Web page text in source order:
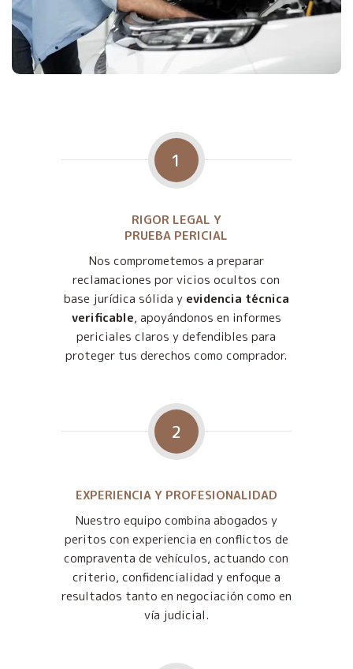
1
RIGOR LEGAL Y
PRUEBA PERICIAL
Nos comprometemos a preparar
reclamaciones por vicios ocultos con
base jurídica sólida y evidencia técnica
verificable, apoyándonos en informes
periciales claros y defendibles para
proteger tus derechos como comprador.
2
EXPERIENCIA Y PROFESIONALIDAD
Nuestro equipo combina abogados y
peritos con experiencia en conflictos de
compraventa de vehículos, actuando con
criterio, confidencialidad y enfoque a
resultados tanto en negociación como en
vía judicial.